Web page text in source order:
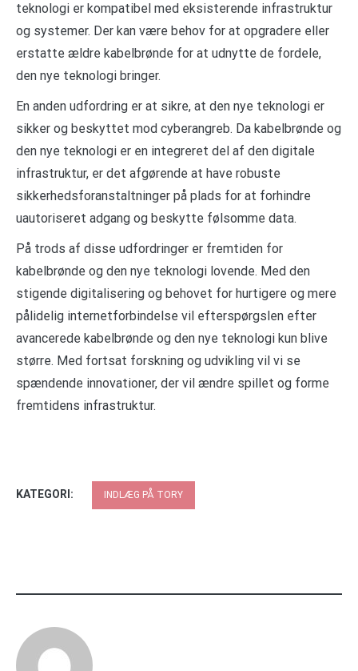
teknologi er kompatibel med eksisterende infrastruktur
og systemer. Der kan være behov for at opgradere eller
erstatte ældre kabelbrønde for at udnytte de fordele,
den nye teknologi bringer.
En anden udfordring er at sikre, at den nye teknologi er
sikker og beskyttet mod cyberangreb. Da kabelbrønde og
den nye teknologi er en integreret del af den digitale
infrastruktur, er det afgørende at have robuste
sikkerhedsforanstaltninger på plads for at forhindre
uautoriseret adgang og beskytte følsomme data.
På trods af disse udfordringer er fremtiden for
kabelbrønde og den nye teknologi lovende. Med den
stigende digitalisering og behovet for hurtigere og mere
pålidelig internetforbindelse vil efterspørgslen efter
avancerede kabelbrønde og den nye teknologi kun blive
større. Med fortsat forskning og udvikling vil vi se
spændende innovationer, der vil ændre spillet og forme
fremtidens infrastruktur.
KATEGORI: INDLÆG PÅ TORY